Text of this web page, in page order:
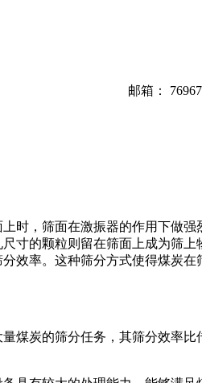
邮箱：
时，筛面在激振器的作用下做
寸的颗粒则留在筛面上成为筛
效率。这种筛分方式使得煤炭
煤炭的筛分任务，其筛分效率